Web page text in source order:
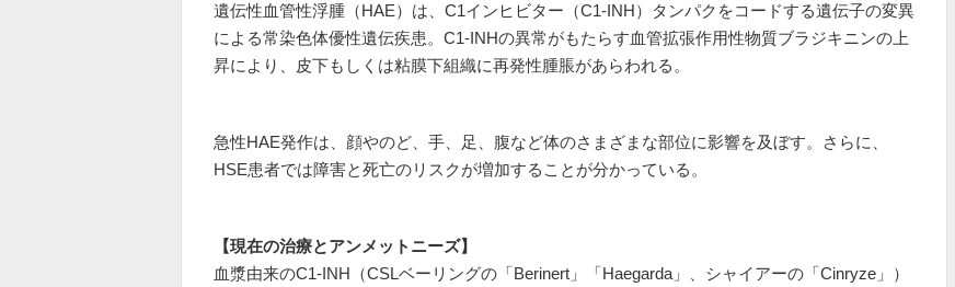
遺伝性血管性浮腫（HAE）は、C1インヒビター（C1-INH）タンパクをコードする遺伝子の変異
による常染色体優性遺伝疾患。C1-INHの異常がもたらす血管拡張作用性物質ブラジキニンの上
昇により、皮下もしくは粘膜下組織に再発性腫脹があらわれる。
急性HAE発作は、顔やのど、手、足、腹など体のさまざまな部位に影響を及ぼす。さらに、
HSE患者では障害と死亡のリスクが増加することが分かっている。
【現在の治療とアンメットニーズ】
血漿由来のC1-INH（CSLベーリングの「Berinert」「Haegarda」、シャイアーの「Cinryze」）